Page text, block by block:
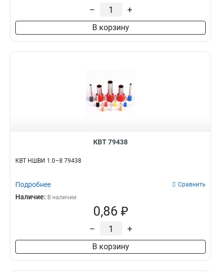
– +
В корзину
КВТ 79438
КВТ НШВИ 1.0–8 79438
Подробнее Сравнить
Наличие: В наличии
0,86 ₽
– +
В корзину